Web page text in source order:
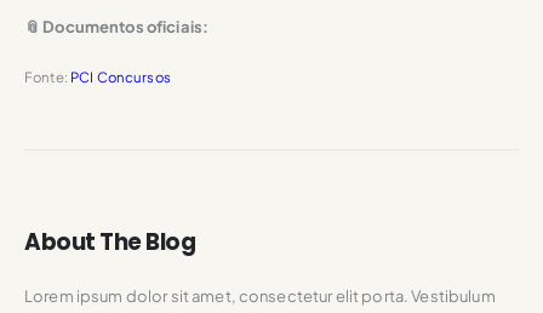
📎 Documentos oficiais:
Fonte: PCI Concursos
About The Blog
Lorem ipsum dolor sit amet, consectetur elit porta. Vestibulum